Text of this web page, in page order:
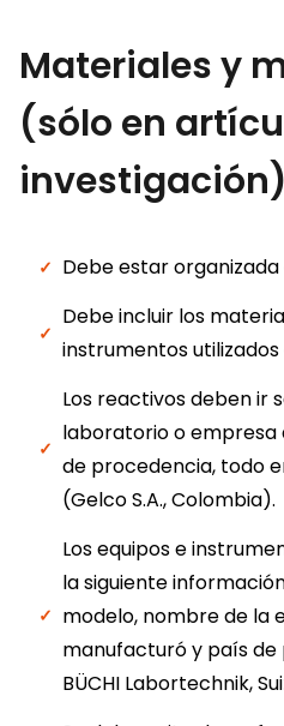
Materiales y
(sólo en
investigación)
Debe estar
Debe incluir los
instrumentos
Los reactivos deben ir
laboratorio o empresa
de procedencia, todo
(Gelco S.A., Colombia).
Los equipos e
la siguiente
modelo, nombre de la
manufacturó y país de
BÜCHI Labortechnik,